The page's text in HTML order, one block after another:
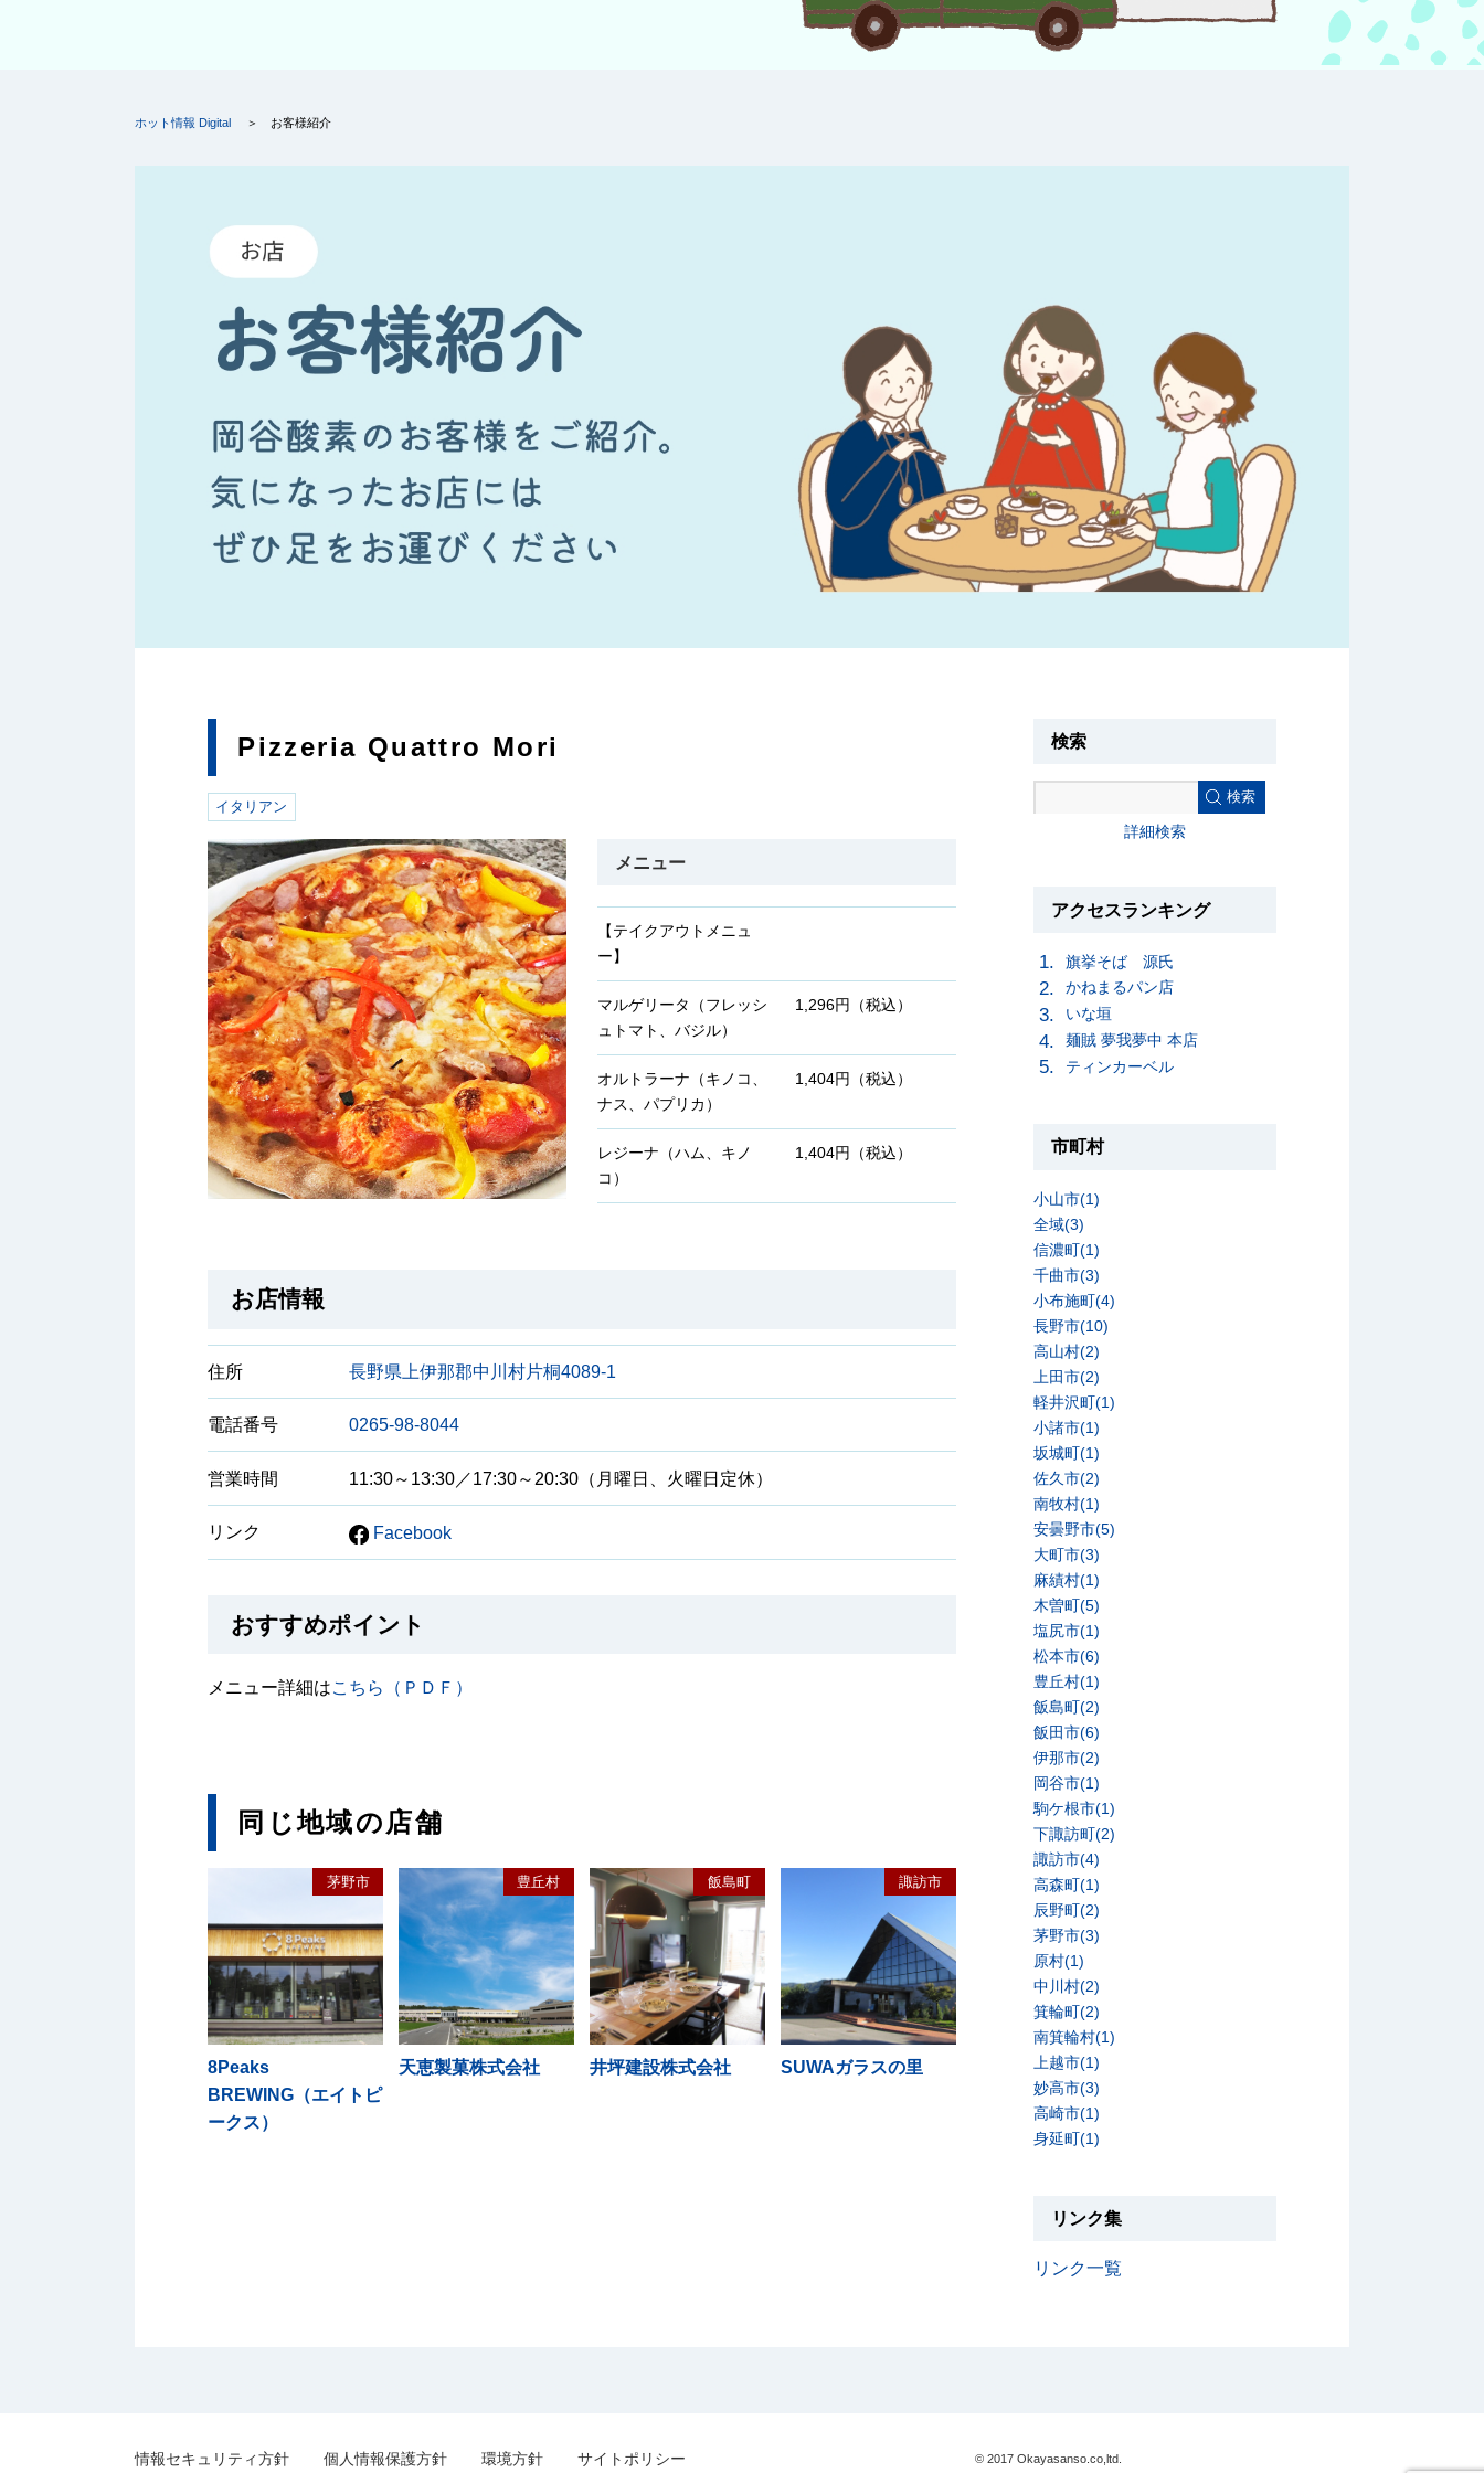
ホット情報 Digital お客様紹介
Pizzeria Quattro Mori
イタリアン
メニュー
【テイクアウトメニュ
ー】
マルゲリータ（フレッシ
ュトマト、バジル）
1,296円（税込）
オルトラーナ（キノコ、
ナス、パプリカ）
1,404円（税込）
レジーナ（ハム、キノ
コ）
1,404円（税込）
お店情報
住所 長野県上伊那郡中川村片桐4089-1
電話番号 0265-98-8044
営業時間 11:30～13:30／17:30～20:30（月曜日、火曜日定休）
リンク Facebook
おすすめポイント
メニュー詳細はこちら（ＰＤＦ）
同じ地域の店舗
茅野市
8Peaks
BREWING（エイトピ
ークス）
豊丘村
天恵製菓株式会社
飯島町
井坪建設株式会社
諏訪市
SUWAガラスの里
検索
検索
詳細検索
アクセスランキング
旗挙そば 源氏
かねまるパン店
いな垣
麺賊 夢我夢中 本店
ティンカーベル
市町村
小山市(1)
全域(3)
信濃町(1)
千曲市(3)
小布施町(4)
長野市(10)
高山村(2)
上田市(2)
軽井沢町(1)
小諸市(1)
坂城町(1)
佐久市(2)
南牧村(1)
安曇野市(5)
大町市(3)
麻績村(1)
木曽町(5)
塩尻市(1)
松本市(6)
豊丘村(1)
飯島町(2)
飯田市(6)
伊那市(2)
岡谷市(1)
駒ケ根市(1)
下諏訪町(2)
諏訪市(4)
高森町(1)
辰野町(2)
茅野市(3)
原村(1)
中川村(2)
箕輪町(2)
南箕輪村(1)
上越市(1)
妙高市(3)
高崎市(1)
身延町(1)
リンク集
リンク一覧
情報セキュリティ方針 個人情報保護方針 環境方針 サイトポリシー © 2017 Okayasanso.co,ltd.